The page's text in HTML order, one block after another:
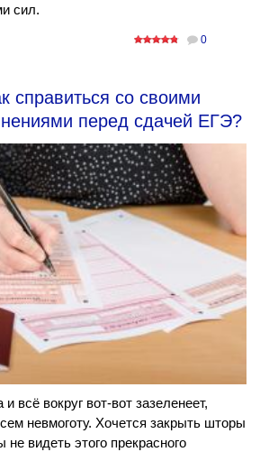
сил.
0
справиться со своими
перед сдачей ЕГЭ?
всё вокруг вот-вот зазеленеет,
невмоготу. Хочется закрыть шторы
не видеть этого прекрасного